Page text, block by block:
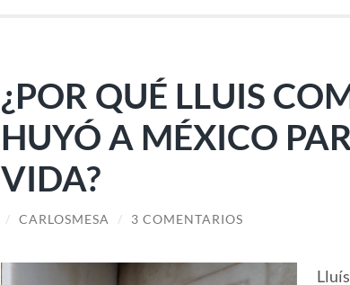
¿POR QUÉ LLUIS
HUYÓ A MÉXICO
VIDA?
/ CARLOSMESA / 3 COMENTARIOS